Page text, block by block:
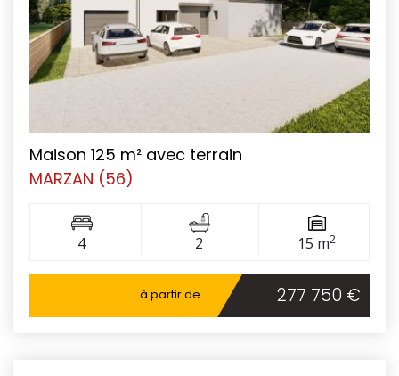
Maison 125 m² avec terrain
MARZAN (56)
4 2 15 m2
à partir de 277 750 €